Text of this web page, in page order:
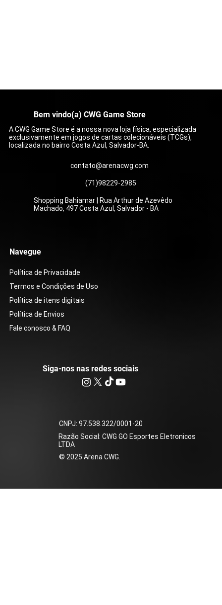
Bem vindo(a) CWG Game Store
A CWG Game Store é a nossa nova loja física, especializada
exclusivamente em jogos de cartas colecionáveis (TCGs),
localizada no bairro Costa Azul, Salvador-BA.
contato@arenacwg.com
(71)98229-2985
Shopping Bahiamar | Rua Arthur de Azevêdo
Machado, 497 Costa Azul, Salvador - BA
Navegue
Política de Privacidade
Termos e Condições de Uso
Política de itens digitais
Política de Envios
Fale conosco & FAQ
Siga-nos nas redes sociais
​CNPJ: 97.538.322/0001-20
Razão Social: CWG GO Esportes Eletronicos
LTDA
​© 2025 Arena CWG.